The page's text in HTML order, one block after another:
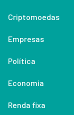
Criptomoedas
Empresas
Política
Economia
Renda fixa